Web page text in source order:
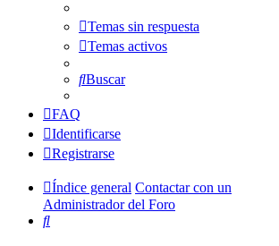
Temas sin respuesta
Temas activos
Buscar
FAQ
Identificarse
Registrarse
Índice general Contactar con un
Administrador del Foro
Buscar